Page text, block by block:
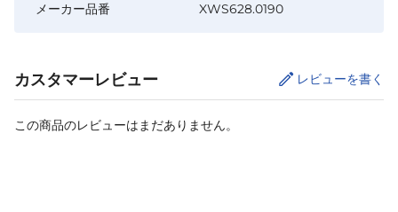
メーカー品番
XWS628.0190
カスタマーレビュー レビューを書く
この商品のレビューはまだありません。